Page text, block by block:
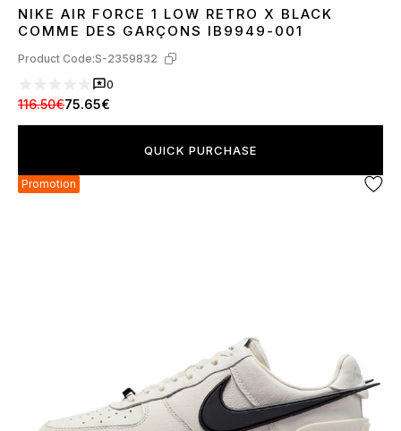
4041 4243 4445
NIKE AIR FORCE 1 LOW RETRO X BLACK
COMME DES GARÇONS IB9949-001
Product Code:S-2359832
0
116.50€75.65€
QUICK PURCHASE
Promotion